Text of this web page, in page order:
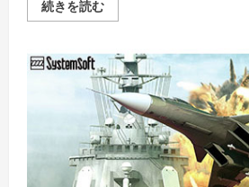
続きを読む大
戦
DX（デ
ラ
ッ
ク
ス）
の
詳
細
を
ご
覧